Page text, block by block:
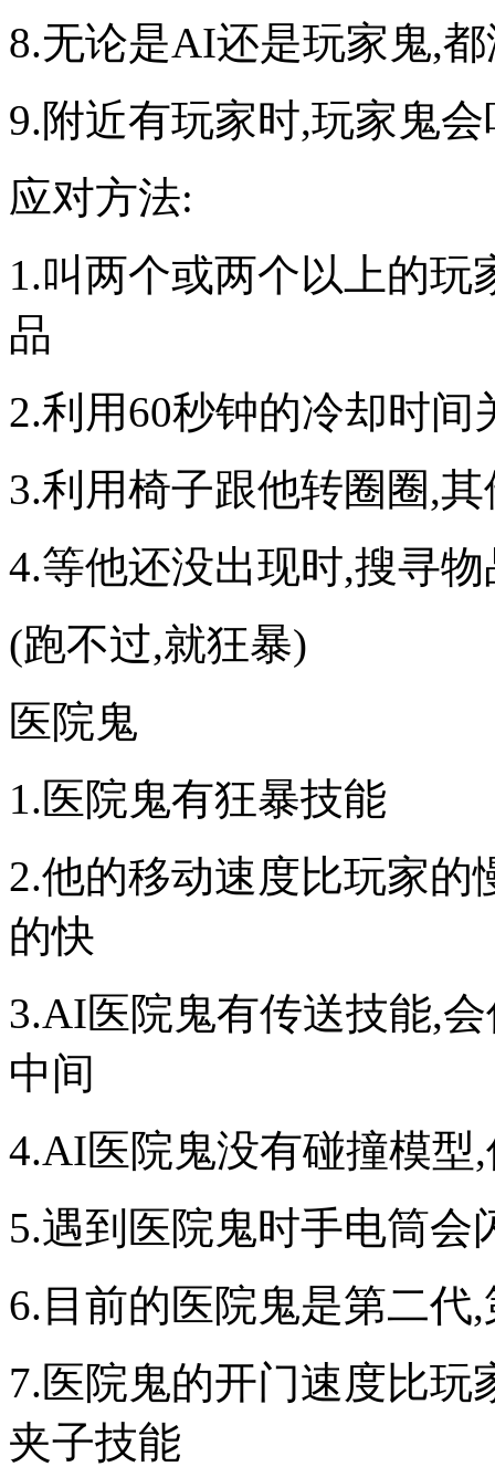
8.无论是AI还是玩家鬼,
9.附近有玩家时,玩家鬼
应对方法:
1.叫两个或两个以上的
品
2.利用60秒钟的冷却时间
3.利用椅子跟他转圈圈,
4.等他还没出现时,搜寻
(跑不过,就狂暴)
医院鬼
1.医院鬼有狂暴技能
2.他的移动速度比玩家的
的快
3.AI医院鬼有传送技能,
中间
4.AI医院鬼没有碰撞模型
5.遇到医院鬼时手电筒会
6.目前的医院鬼是第二代
7.医院鬼的开门速度比玩
夹子技能